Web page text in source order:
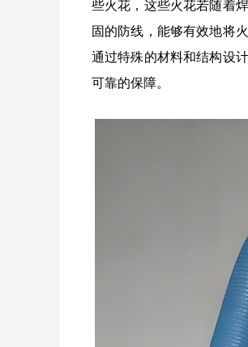
些火花，这些火花若随着
固的防线，能够有效地将
通过特殊的材料和结构设
可靠的保障。